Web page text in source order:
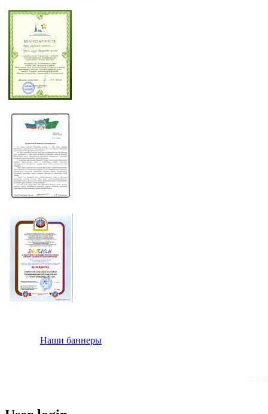
Наши баннеры